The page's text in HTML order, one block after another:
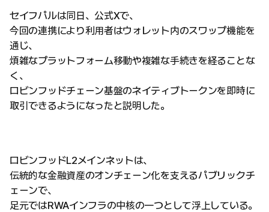
セイフパルは同日、公式Xで、
今回の連携により利用者はウォレット内のスワップ機能を
通じ、
煩雑なプラットフォーム移動や複雑な手続きを経ることな
く、
ロビンフッドチェーン基盤のネイティブトークンを即時に
取引できるようになったと説明した。
ロビンフッドL2メインネットは、
伝統的な金融資産のオンチェーン化を支えるパブリックチ
ェーンで、
足元ではRWAインフラの中核の一つとして浮上している。